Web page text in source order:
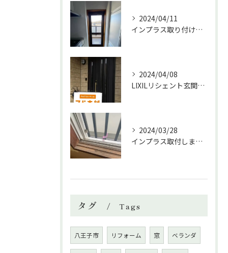
2024/04/11
インプラス取り付けしました！
2024/04/08
LIXILリシェント玄関の取付しました。
2024/03/28
インプラス取付しました❗️
タグ Tags
八王子市 リフォーム 窓 ベランダ